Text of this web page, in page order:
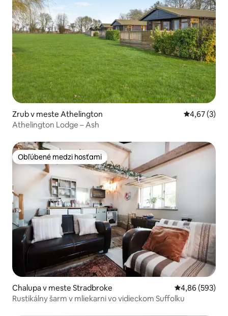
Zrub v meste Athelington Priemerné
4,67 (3)
Athelington Lodge – Ash
Obľúbené medzi hosťami
Obľúbené medzi hosťami
Chalupa v meste Stradbroke Priemerné
4,86 (593)
Rustikálny šarm v mliekarni vo vidieckom Suffolku